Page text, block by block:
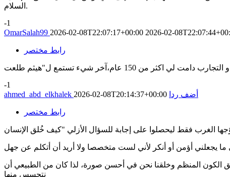
السلام.
-1
OmarSalah99 2026-02-08T22:07:17+00:00 2026-02-
رابط مختصر
-1
ahmed_abd_elkhalek 2026-02-08T20:14:37+00:00 أضف ردا
رابط مختصر
يجعلني أؤمن أو أنكر لأني لست متخصصا ولا أريد أن أتكلم عن جهل
الكون المنظم وخلقنا نحن في أحسن صورة، لذا كان من الطبيعي أن
نتحسس منها